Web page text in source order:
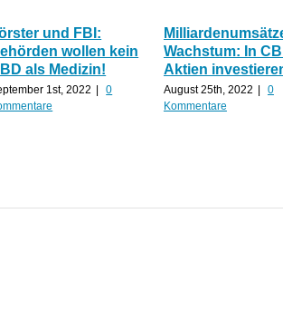
und FBI:
wollen kein
als Medizin!
1st, 2022 |
0
Wachstum: In
Aktien
August 25th, 2022 |
0
Kommentare